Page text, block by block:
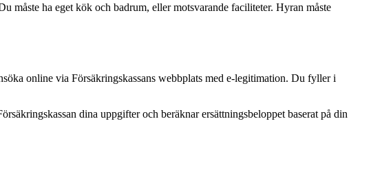
måste ha eget kök och badrum, eller motsvarande faciliteter. Hyran måste
online via Försäkringskassans webbplats med e-legitimation. Du fyller i
dina uppgifter och beräknar ersättningsbeloppet baserat på din